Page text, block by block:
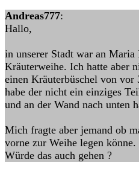
Andreas777:
Hallo,
in unserer Stadt war an
Kräuterweihe. Ich hatte aber
einen Kräuterbüschel von vor
habe der nicht ein einziges
und an der Wand nach unten
Mich fragte aber jemand ob
vorne zur Weihe legen
Würde das auch gehen ?